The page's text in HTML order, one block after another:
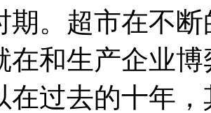
期。超市在不
在和生产企业
在过去的十年